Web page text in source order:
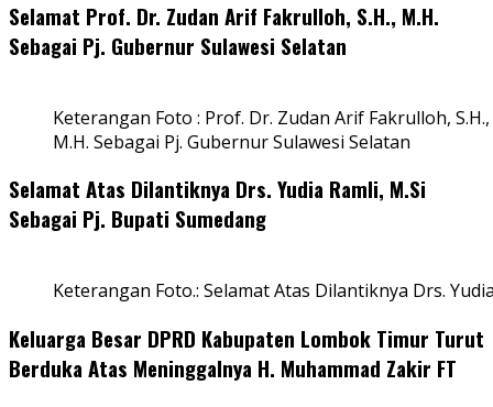
Selamat Prof. Dr. Zudan Arif Fakrulloh, S.H., M.H.
Sebagai Pj. Gubernur Sulawesi Selatan
Keterangan Foto : Prof. Dr. Zudan Arif Fakrulloh, S.H.,
M.H. Sebagai Pj. Gubernur Sulawesi Selatan
Selamat Atas Dilantiknya Drs. Yudia Ramli, M.Si
Sebagai Pj. Bupati Sumedang
Keterangan Foto.: Selamat Atas Dilantiknya Drs.
Keluarga Besar DPRD Kabupaten Lombok Timur Turut
Berduka Atas Meninggalnya H. Muhammad Zakir FT